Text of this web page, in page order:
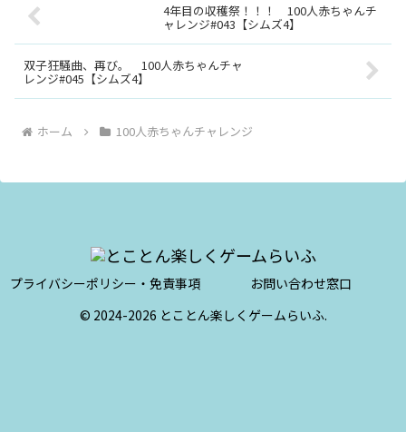
4年目の収穫祭！！！ 100人赤ちゃんチ
ャレンジ#043【シムズ4】
双子狂騒曲、再び。 100人赤ちゃんチャ
レンジ#045【シムズ4】
ホーム 100人赤ちゃんチャレンジ
プライバシーポリシー・免責事項
お問い合わせ窓口
© 2024-2026 とことん楽しくゲームらいふ.